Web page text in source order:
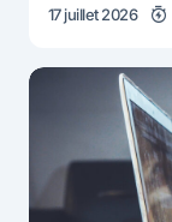
17 juillet 2026